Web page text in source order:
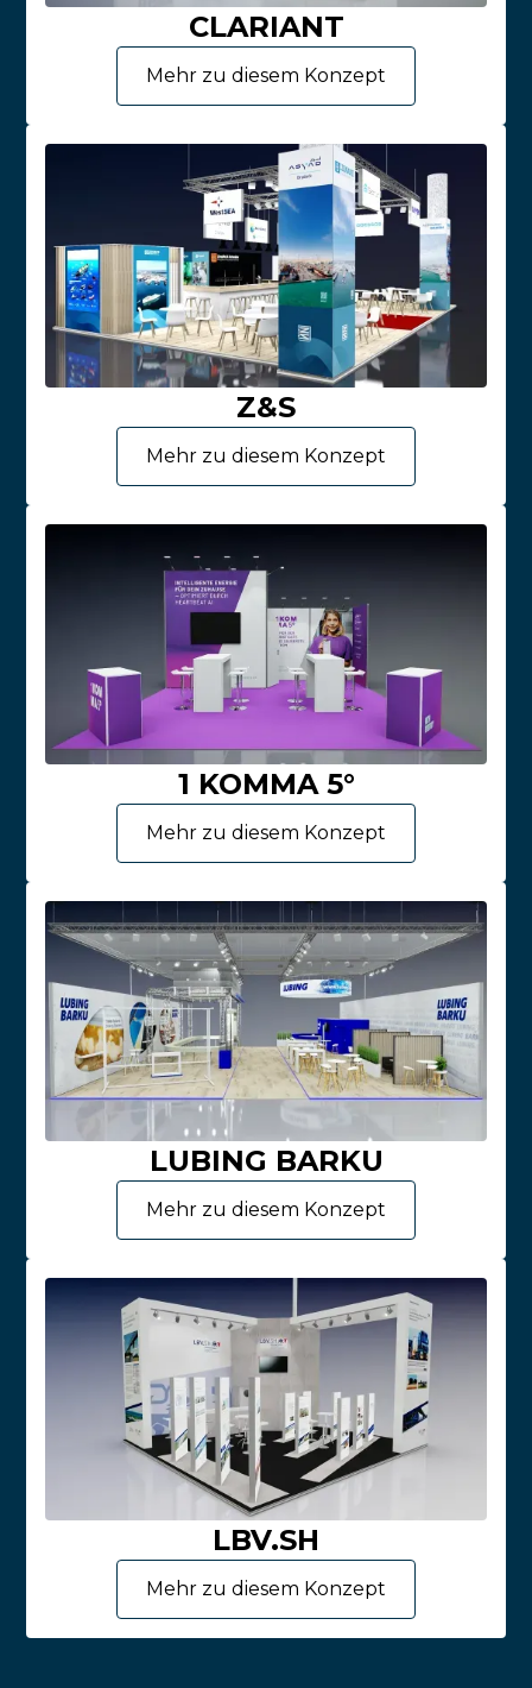
CLARIANT
Mehr zu diesem Konzept
Z&S
Mehr zu diesem Konzept
1 KOMMA 5°
Mehr zu diesem Konzept
LUBING BARKU
Mehr zu diesem Konzept
LBV.SH
Mehr zu diesem Konzept